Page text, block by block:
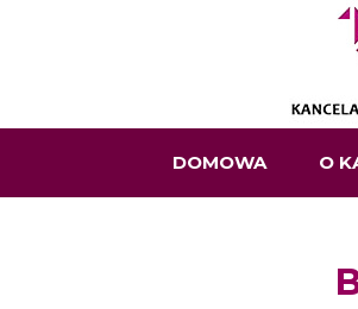
DOMOWA O